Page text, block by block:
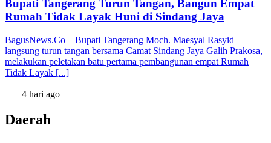
Bupati Tangerang Turun Tangan, Bangun Empat
Rumah Tidak Layak Huni di Sindang Jaya
BagusNews.Co – Bupati Tangerang Moch. Maesyal Rasyid
langsung turun tangan bersama Camat Sindang Jaya Galih Prakosa,
melakukan peletakan batu pertama pembangunan empat Rumah
Tidak Layak [...]
4 hari ago
Daerah